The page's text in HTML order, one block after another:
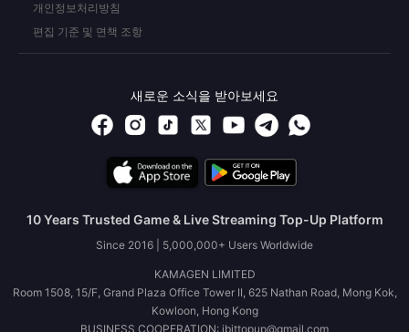
개인정보처리방침
편집 기준 및 면책 조항
새로운 소식을 받아보세요
10 Years Trusted Game & Live Streaming Top-Up Platform
Since 2016 | 5,000,000+ Users Worldwide
KAMAGEN LIMITED
Room 1508, 15/F, Grand Plaza Office Tower II, 625 Nathan Road, Mong Kok,
Kowloon, Hong Kong
BUSINESS COOPERATION: ibittopup@gmail.com